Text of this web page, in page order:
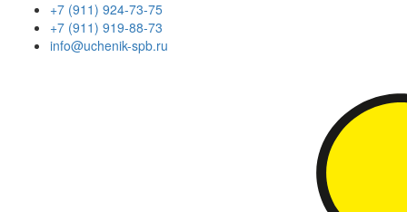
+7 (911) 924-73-75
+7 (911) 919-88-73
info@uchenik-spb.ru